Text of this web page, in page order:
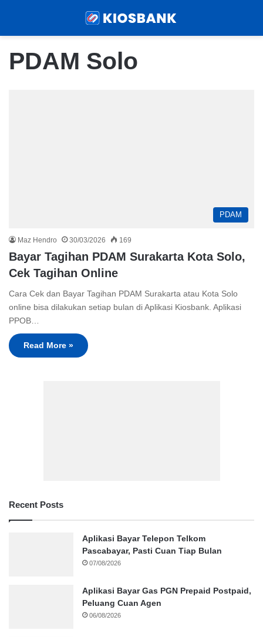
PDAM Solo
PDAM
Maz Hendro 30/03/2026 169
Bayar Tagihan PDAM Surakarta Kota Solo,
Cek Tagihan Online
Cara Cek dan Bayar Tagihan PDAM Surakarta atau Kota Solo
online bisa dilakukan setiap bulan di Aplikasi Kiosbank. Aplikasi
PPOB…
Read More »
Recent Posts
Aplikasi Bayar Telepon Telkom
Pascabayar, Pasti Cuan Tiap Bulan
07/08/2026
Aplikasi Bayar Gas PGN Prepaid Postpaid,
Peluang Cuan Agen
06/08/2026